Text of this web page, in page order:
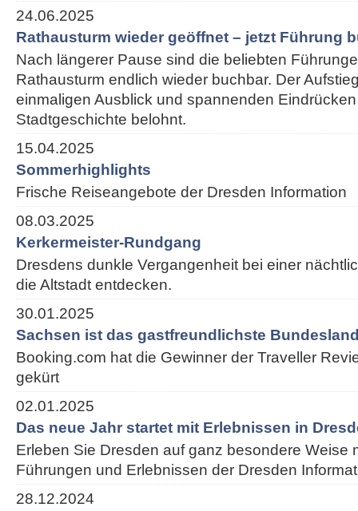
24.06.2025
Rathausturm wieder geöffnet – jetzt Führung
Nach längerer Pause sind die beliebten
Rathausturm endlich wieder buchbar. Der
einmaligen Ausblick und spannenden
Stadtgeschichte belohnt.
15.04.2025
Sommerhighlights
Frische Reiseangebote der Dresden Information
08.03.2025
Kerkermeister-Rundgang
Dresdens dunkle Vergangenheit bei einer
die Altstadt entdecken.
30.01.2025
Sachsen ist das gastfreundlichste
Booking.com hat die Gewinner der Traveller
gekürt
02.01.2025
Das neue Jahr startet mit Erlebnissen in
Erleben Sie Dresden auf ganz besondere Weise
Führungen und Erlebnissen der Dresden
28.12.2024